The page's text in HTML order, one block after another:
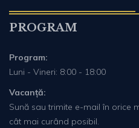
PROGRAM
Program:
Luni - Vineri: 8:00 - 18:00
Vacanță:
Sună sau trimite e-mail în orice
cât mai curând posibil.